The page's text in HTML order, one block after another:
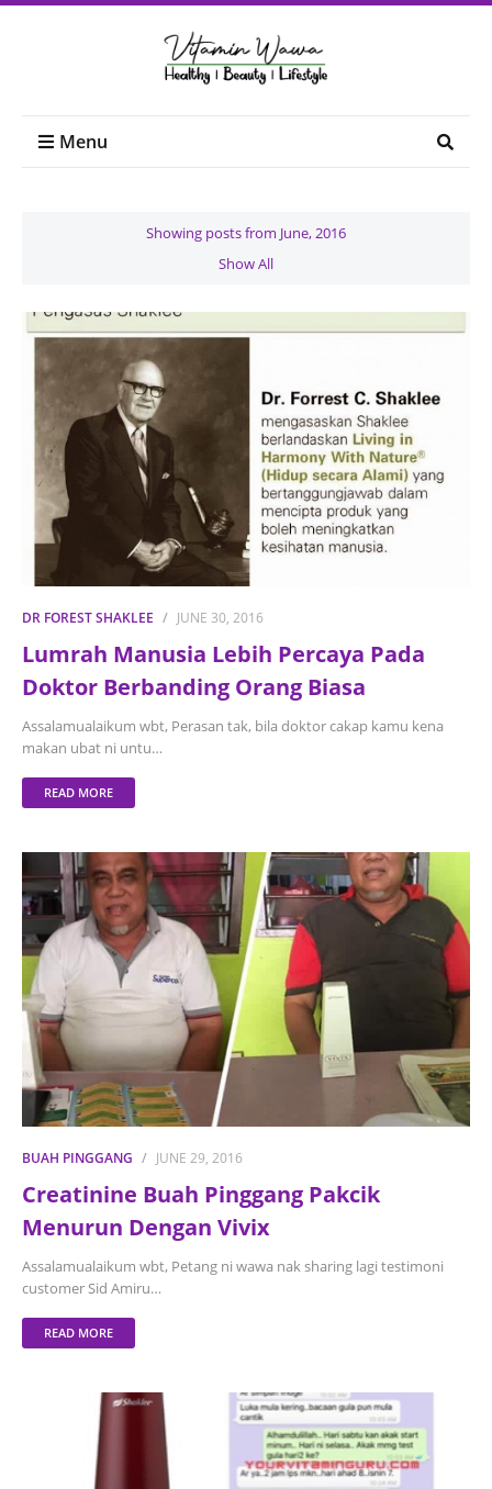
Menu
Showing posts from June, 2016
Show All
DR FOREST SHAKLEE JUNE 30, 2016
Lumrah Manusia Lebih Percaya Pada
Doktor Berbanding Orang Biasa
Assalamualaikum wbt, Perasan tak, bila doktor cakap kamu kena
makan ubat ni untu…
READ MORE
BUAH PINGGANG JUNE 29, 2016
Creatinine Buah Pinggang Pakcik
Menurun Dengan Vivix
Assalamualaikum wbt, Petang ni wawa nak sharing lagi testimoni
customer Sid Amiru…
READ MORE